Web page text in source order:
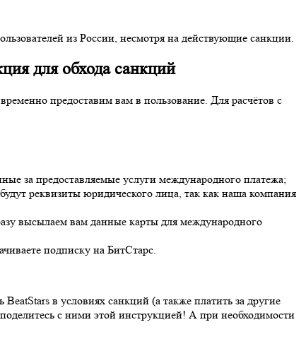
из России, несмотря на действующие санкции.
для обхода санкций
предоставим вам в пользование. Для расчётов с
за предоставляемые услуги международного платежа;
реквизиты юридического лица, так как наша компания
высылаем вам данные карты для международного
подписку на БитСтарс.
в условиях санкций (а также платить за другие
с ними этой инструкцией! А при необходимости